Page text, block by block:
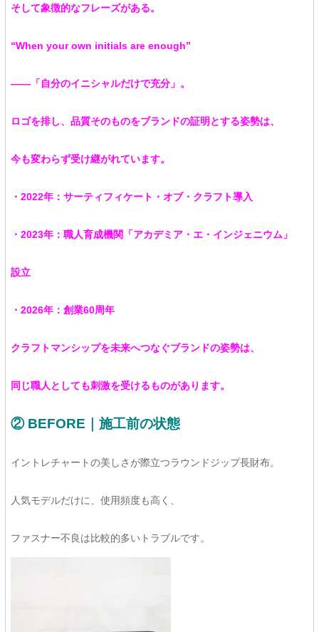
そして象徴的なフレーズがある。
“When your own initials are enough”
――「自分のイニシャルだけで充分」。
ロゴを排し、品質そのものをブランドの証明とする姿勢は、
今も変わらず受け継がれています。
・2022年：サーティフィケート・オブ・クラフト導入
・2023年：職人育成機関「アカデミア・エ・インジェニウム」
設立
・2026年：創業60周年
クラフトマンシップを未来へつなぐブランドの姿勢は、
同じ職人としても刺激を受けるものがあります。
② BEFORE｜施工前の状態
イントレチャートの美しさが際立つラウンドジップ長財布。
人気モデルだけに、使用頻度も高く、
ファスナー不良は比較的多いトラブルです。